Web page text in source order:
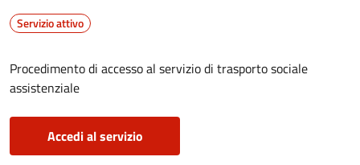
Servizio attivo
Procedimento di accesso al servizio di trasporto sociale
assistenziale
Accedi al servizio